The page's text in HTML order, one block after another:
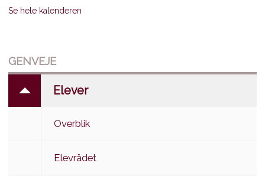
Se hele kalenderen
GENVEJE
Elever
Overblik
Elevrådet